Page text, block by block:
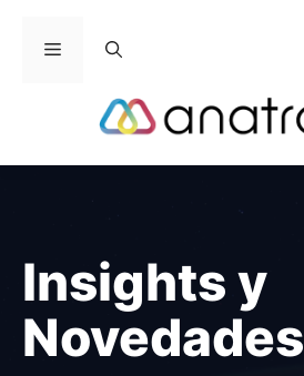
Menú
Insights y
Novedades